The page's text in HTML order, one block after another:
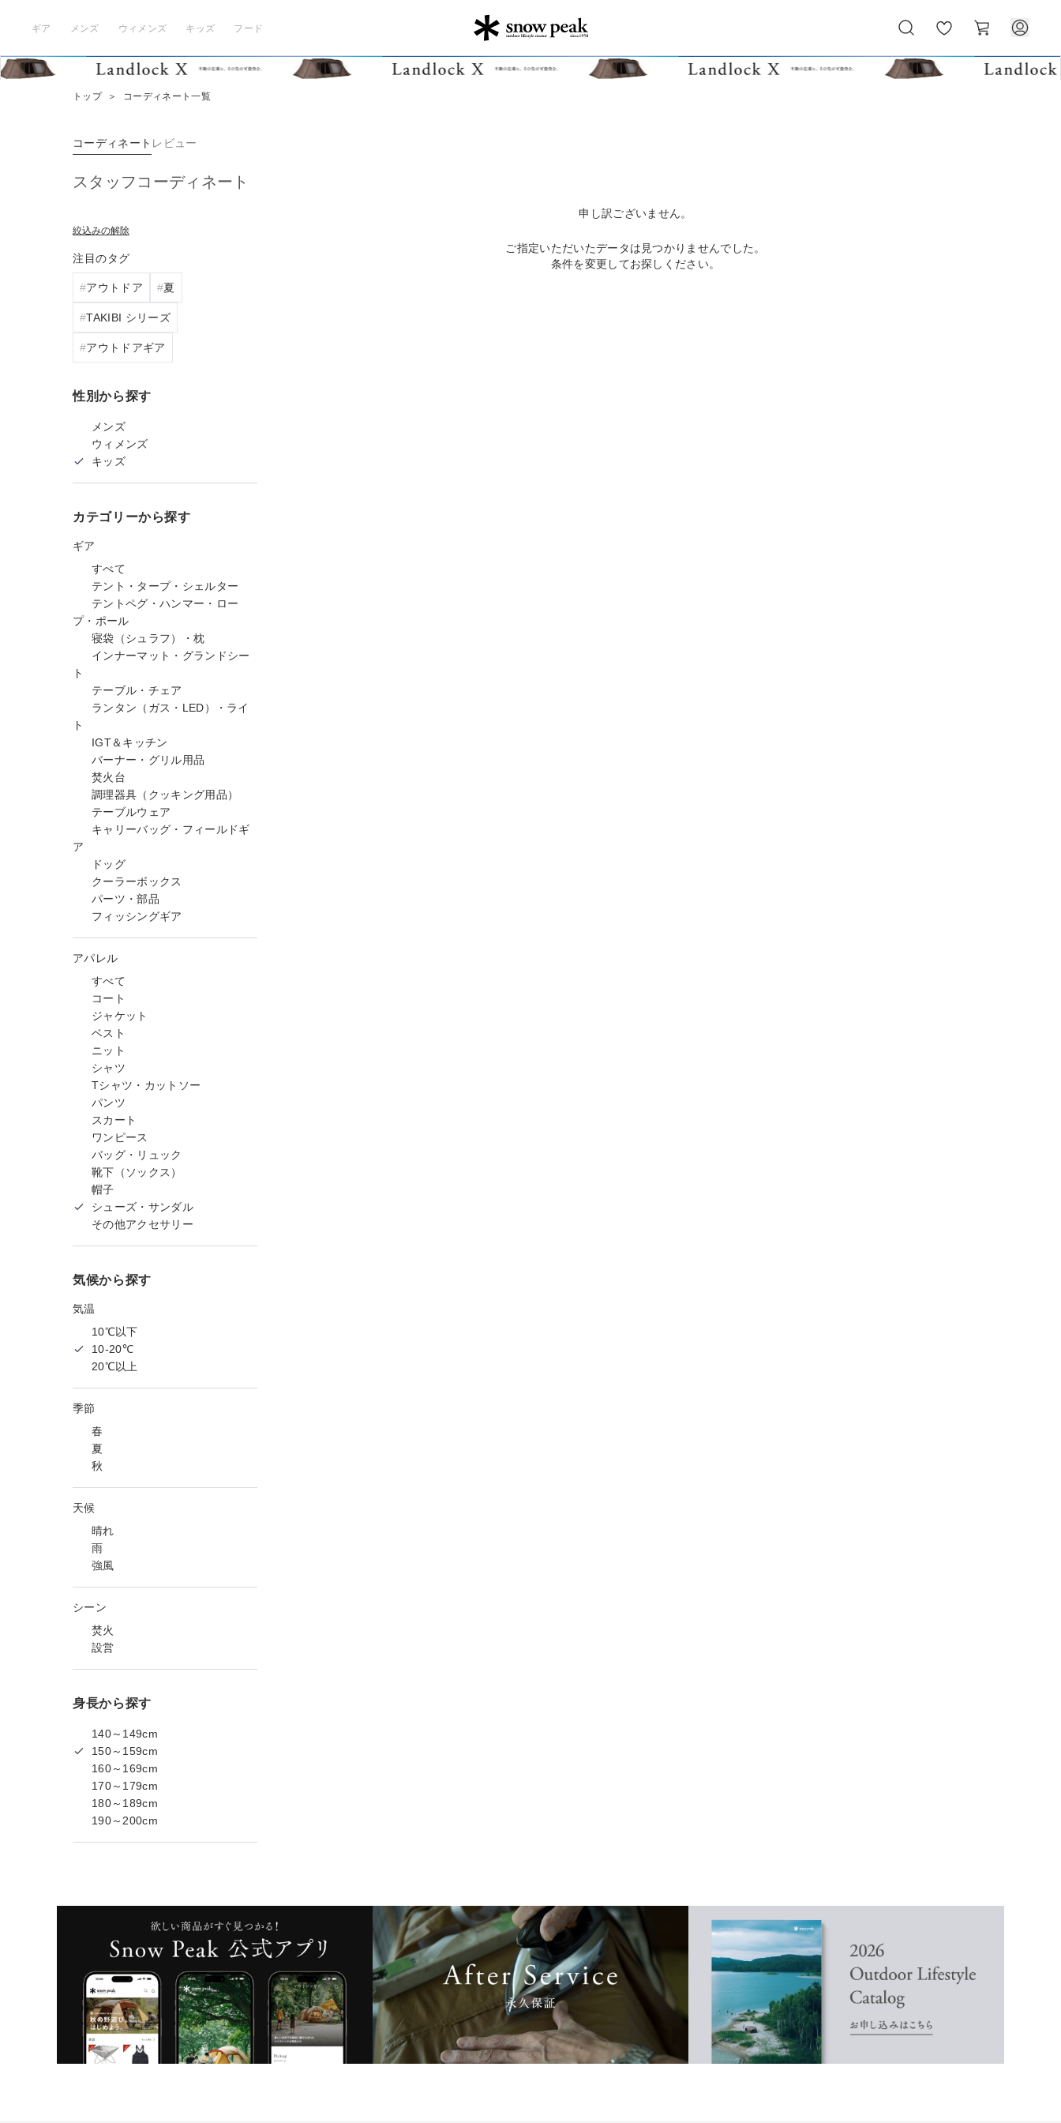
ギア メンズ ウィメンズ キッズ フード
気
に
ー
ト
トップ ＞ コーディネート一覧
コーディネート レビュー
スタッフコーディネート
絞込みの解除
注目のタグ
アウトドア 夏
TAKIBI シリーズ
アウトドアギア
性別から探す
メンズ
ウィメンズ
キッズ
カテゴリーから探す
ギア
すべて
テント・タープ・シェルター
テントペグ・ハンマー・ロー
プ・ポール
寝袋（シュラフ）・枕
インナーマット・グランドシー
ト
テーブル・チェア
ランタン（ガス・LED）・ライ
ト
IGT＆キッチン
バーナー・グリル用品
焚火台
調理器具（クッキング用品）
テーブルウェア
キャリーバッグ・フィールドギ
ア
ドッグ
クーラーボックス
パーツ・部品
フィッシングギア
アパレル
すべて
コート
ジャケット
ベスト
ニット
シャツ
Tシャツ・カットソー
パンツ
スカート
ワンピース
バッグ・リュック
靴下（ソックス）
帽子
シューズ・サンダル
その他アクセサリー
気候から探す
気温
10℃以下
10-20℃
20℃以上
季節
春
夏
秋
天候
晴れ
雨
強風
シーン
焚火
設営
身長から探す
140～149cm
150～159cm
160～169cm
170～179cm
180～189cm
190～200cm
申し訳ございません。
ご指定いただいたデータは見つかりませんでした。
条件を変更してお探しください。